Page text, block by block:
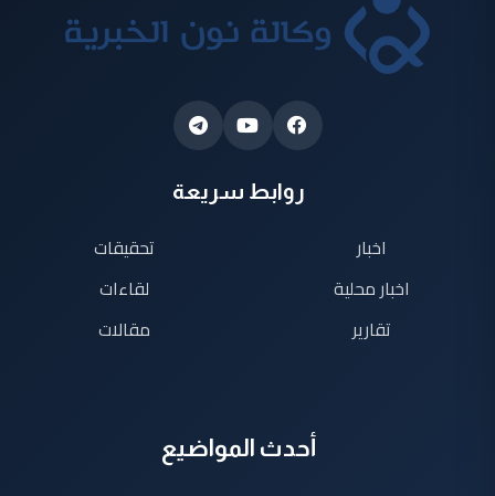
روابط سريعة
اخبار
اخبار محلية
تقارير
تحقيقات
لقاءات
مقالات
أحدث المواضيع